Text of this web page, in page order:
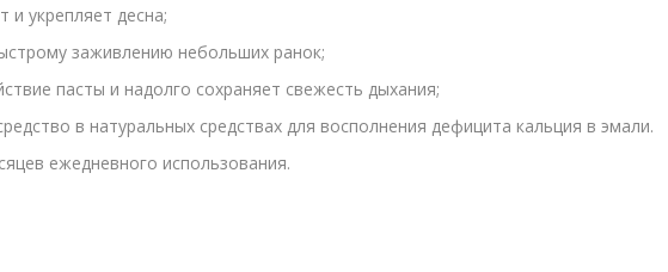
и укрепляет десна;
заживлению небольших ранок;
пасты и надолго сохраняет свежесть дыхания;
в натуральных средствах для восполнения дефицита кальция в эмали.
ежедневного использования.